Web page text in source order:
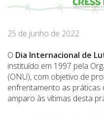
25 de junho de 2022
O Dia Internacional de
instituído em 1997 pela
(ONU), com objetivo de
enfrentamento as práticas
amparo às vítimas desta